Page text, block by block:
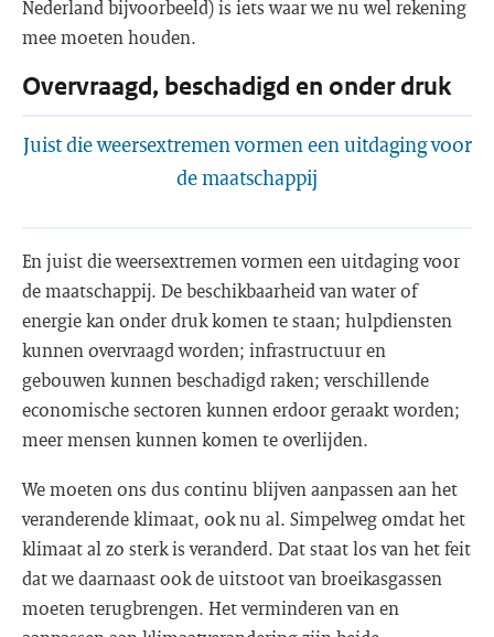
Nederland bijvoorbeeld) is iets waar we nu wel rekening
mee moeten houden.
Overvraagd, beschadigd en onder druk
Juist die weersextremen vormen een uitdaging voor
de maatschappij
En juist die weersextremen vormen een uitdaging voor
de maatschappij. De beschikbaarheid van water of
energie kan onder druk komen te staan; hulpdiensten
kunnen overvraagd worden; infrastructuur en
gebouwen kunnen beschadigd raken; verschillende
economische sectoren kunnen erdoor geraakt worden;
meer mensen kunnen komen te overlijden.
We moeten ons dus continu blijven aanpassen aan het
veranderende klimaat, ook nu al. Simpelweg omdat het
klimaat al zo sterk is veranderd. Dat staat los van het feit
dat we daarnaast ook de uitstoot van broeikasgassen
moeten terugbrengen. Het verminderen van en